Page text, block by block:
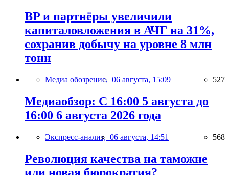
BP и партнёры увеличили
капиталовложения в АЧГ на 31%,
сохранив добычу на уровне 8 млн
тонн
Медиа обозрение, 06 августа, 15:09 527
Медиаобзор: С 16:00 5 августа до
16:00 6 августа 2026 года
Экспресс-анализ, 06 августа, 14:51 568
Революция качества на таможне